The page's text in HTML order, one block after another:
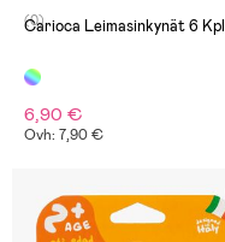
(0)
Carioca Leimasinkynät 6 Kpl
6,90 €
Ovh: 7,90 €